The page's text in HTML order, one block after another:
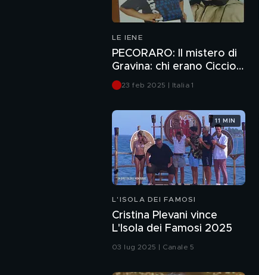
LE IENE
PECORARO: Il mistero di
Gravina: chi erano Ciccio
e Tore
23 feb 2025 | Italia 1
L'ISOLA DEI FAMOSI
Cristina Plevani vince
L'Isola dei Famosi 2025
03 lug 2025 | Canale 5
11 MIN